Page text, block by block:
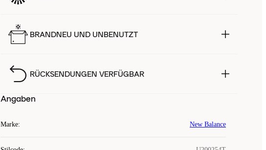
BRANDNEU UND UNBENUTZT
RÜCKSENDUNGEN VERFÜGBAR
Angaben
Marke: New Balance